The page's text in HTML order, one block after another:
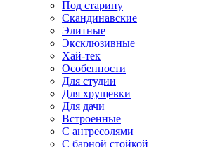
Под старину
Скандинавские
Элитные
Эксклюзивные
Хай-тек
Особенности
Для студии
Для хрущевки
Для дачи
Встроенные
С антресолями
С барной стойкой